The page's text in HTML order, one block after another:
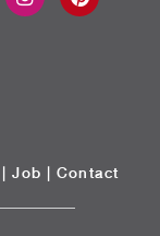
|Job | Contact